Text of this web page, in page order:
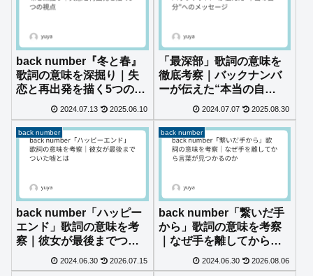
back number『冬と春』
歌詞の意味を深掘り｜失
恋と再出発を描く5つの視
2024.07.13 2025.06.10
「最深部」歌詞の意味を
徹底考察｜バックナンバ
ーが伝えた“本当の自
分”へのメッセージ
2024.07.07 2025.08.30
back number
back number「ハッピー
エンド」歌詞の意味を考
察｜彼女が最後までつい
た嘘とは
2024.06.30 2026.07.15
back number
back number「繋いだ手
から」歌詞の意味を考察
｜なぜ手を離してから言
葉が見つかるのか
2024.06.30 2026.08.06